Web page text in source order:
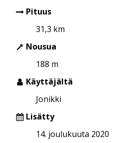
Pituus
31,3 km
Nousua
188 m
Käyttäjältä
Jonikki
Lisätty
14. joulukuuta 2020